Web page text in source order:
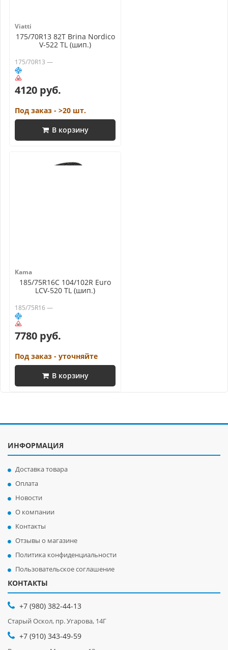
Viatti
175/70R13 82T Brina Nordico
V-522 TL (шип.)
175/70R13 —
4120 руб.
Под заказ - >20 шт.
В корзину
Kama
185/75R16C 104/102R Euro
LCV-520 TL (шип.)
185/75R16 —
7780 руб.
Под заказ - уточняйте
В корзину
ИНФОРМАЦИЯ
Доставка товара
Оплата
Новости
О компании
Контакты
Отзывы о магазине
Политика конфиденциальности
Пользовательское соглашение
КОНТАКТЫ
+7 (980) 382-44-13
Старый Оскол, пр. Угарова, 14Г
+7 (910) 343-49-59